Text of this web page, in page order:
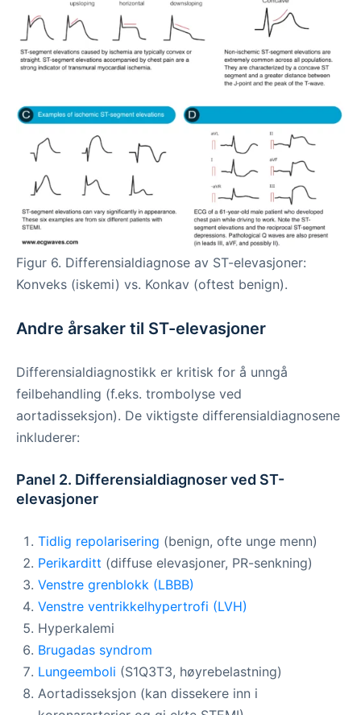
Figur 6. Differensialdiagnose av ST-elevasjoner:
Konveks (iskemi) vs. Konkav (oftest benign).
Andre årsaker til ST-elevasjoner
Differensialdiagnostikk er kritisk for å unngå
feilbehandling (f.eks. trombolyse ved
aortadisseksjon). De viktigste differensialdiagnosene
inkluderer:
Panel 2. Differensialdiagnoser ved ST-
elevasjoner
Tidlig repolarisering (benign, ofte unge menn)
Perikarditt (diffuse elevasjoner, PR-senkning)
Venstre grenblokk (LBBB)
Venstre ventrikkelhypertrofi (LVH)
Hyperkalemi
Brugadas syndrom
Lungeemboli (S1Q3T3, høyrebelastning)
Aortadisseksjon (kan dissekere inn i